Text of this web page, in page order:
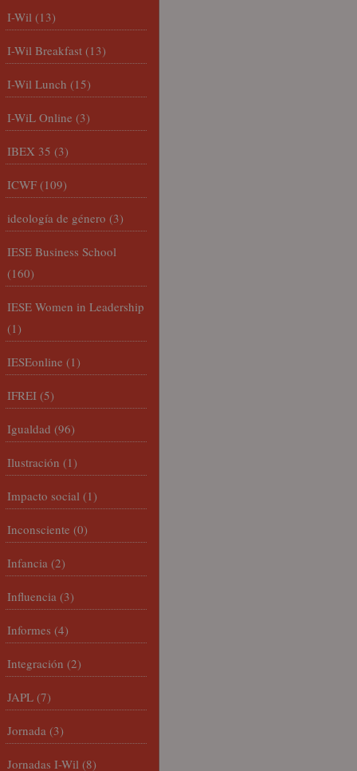
I-Wil (13)
I-Wil Breakfast (13)
I-Wil Lunch (15)
I-WiL Online (3)
IBEX 35 (3)
ICWF (109)
ideología de género (3)
IESE Business School
(160)
IESE Women in Leadership
(1)
IESEonline (1)
IFREI (5)
Igualdad (96)
Ilustración (1)
Impacto social (1)
Inconsciente (0)
Infancia (2)
Influencia (3)
Informes (4)
Integración (2)
JAPL (7)
Jornada (3)
Jornadas I-Wil (8)